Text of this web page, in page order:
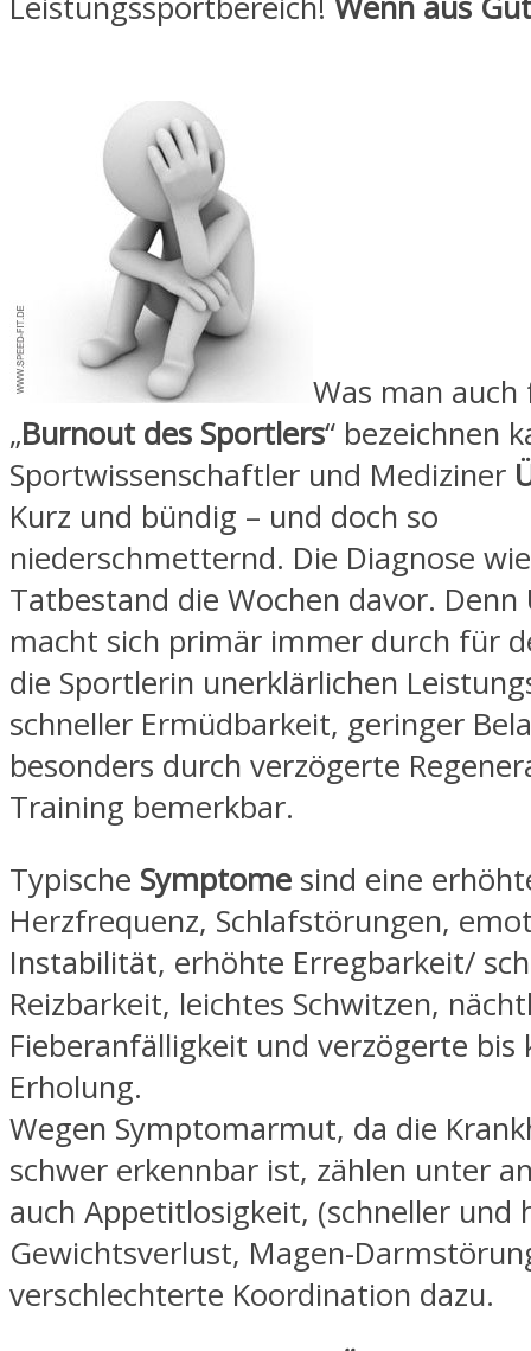
Was man auch
„Burnout des Sportlers“ bezeichnen
Sportwissenschaftler und Mediziner
Kurz und bündig – und doch so
niederschmetternd. Die Diagnose
Tatbestand die Wochen davor.
macht sich primär immer durch für
die Sportlerin unerklärlichen
schneller Ermüdbarkeit, geringer
besonders durch verzögerte
Training bemerkbar.
Typische Symptome sind eine
Herzfrequenz, Schlafstörungen,
Instabilität, erhöhte Erregbarkeit/
Reizbarkeit, leichtes Schwitzen,
Fieberanfälligkeit und verzögerte bis
Erholung.
Wegen Symptomarmut, da die
schwer erkennbar ist, zählen unter
auch Appetitlosigkeit, (schneller und
Gewichtsverlust, Magen-
verschlechterte Koordination dazu.